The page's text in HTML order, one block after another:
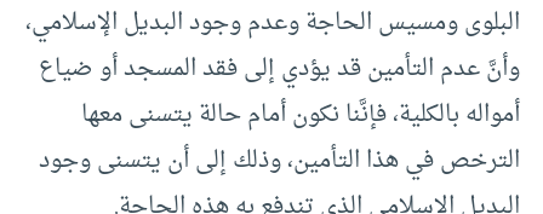
البلوى ومسيس الحاجة وعدم وجود البديل الإسلامي،
وأنَّ عدم التأمين قد يؤدي إلى فقد المسجد أو ضياع
أمواله بالكلية، فإنَّنا نكون أمام حالة يتسنى معها
الترخص في هذا التأمين، وذلك إلى أن يتسنى وجود